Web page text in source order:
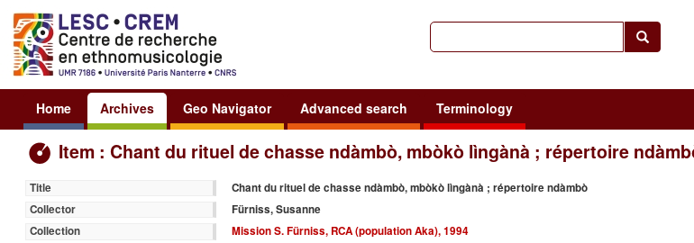
Home Archives Geo Navigator Advanced search Terminology
Item : Chant du rituel de chasse ndàmbò, mbòkò lìngànà ; répertoire
Title
Chant du rituel de chasse ndàmbò, mbòkò lìngànà ; répertoire ndàmbò
Collector
Fürniss, Susanne
Collection
Mission S. Fürniss, RCA (population Aka), 1994